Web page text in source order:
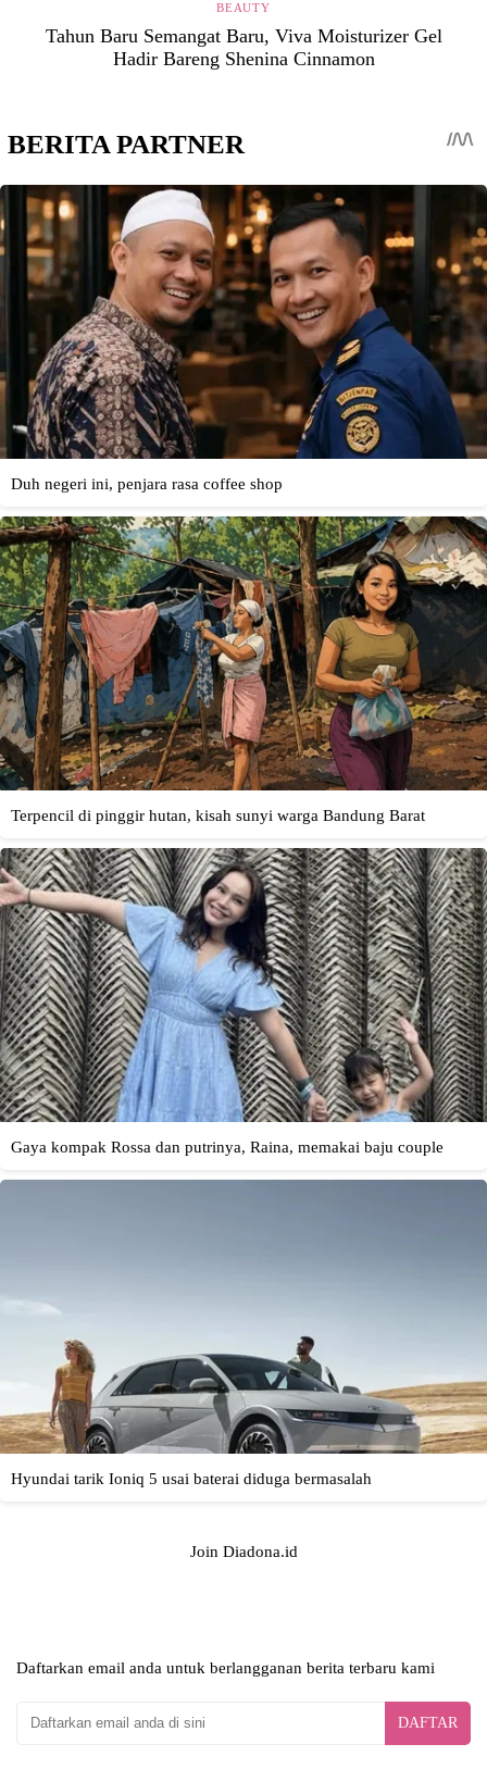
BEAUTY
Tahun Baru Semangat Baru, Viva Moisturizer Gel
Hadir Bareng Shenina Cinnamon
Join Diadona.id
Daftarkan email anda untuk berlangganan berita terbaru kami
DAFTAR